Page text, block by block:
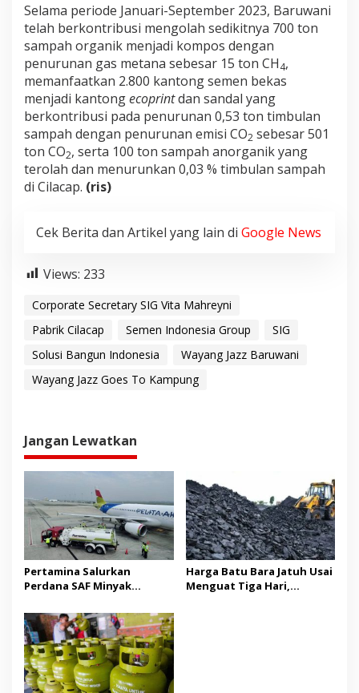
Selama periode Januari-September 2023, Baruwani
telah berkontribusi mengolah sedikitnya 700 ton
sampah organik menjadi kompos dengan
penurunan gas metana sebesar 15 ton CH4,
memanfaatkan 2.800 kantong semen bekas
menjadi kantongecoprintdan sandal yang
berkontribusi pada penurunan 0,53 ton timbulan
sampah dengan penurunan emisi CO2 sebesar 501
ton CO2, serta 100 ton sampah anorganik yang
terolah dan menurunkan 0,03 % timbulan sampah
di Cilacap. (ris)
Cek Berita dan Artikel yang lain di Google News
Views: 233
Corporate Secretary SIG Vita Mahreyni
Pabrik Cilacap
Semen Indonesia Group
SIG
Solusi Bangun Indonesia
Wayang Jazz Baruwani
Wayang Jazz Goes To Kampung
Jangan Lewatkan
Pertamina Salurkan
Perdana SAF Minyak
Nol Emisi
Harga Batu Bara Jatuh Usai
Menguat Tiga Hari,